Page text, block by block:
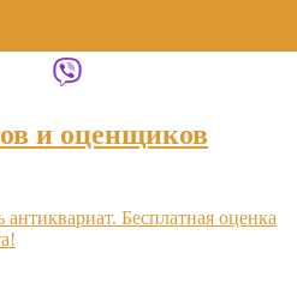
и оценщиков
Бесплатная оценка